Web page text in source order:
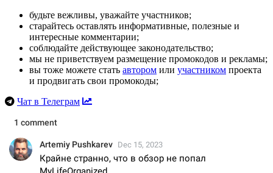
будьте вежливы, уважайте участников;
старайтесь оставлять информативные, полезные и
интересные комментарии;
соблюдайте действующее законодательство;
мы не приветствуем размещение промокодов и рекламы;
вы тоже можете стать автором или участником проекта
и продвигать свои промокоды;
Чат в Телеграм